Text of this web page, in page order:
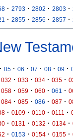
· 2793 · 2802 · 2803 ·
· 2855 · 2856 · 2857 ·
· 05 · 06 · 07 · 08 · 09 ·
032 · 033 · 034 · 035 ·
058 · 059 · 060 · 061 ·
084 · 085 · 086 · 087 ·
· 0109 · 0110 · 0111 ·
· 0131 · 0132 · 0134 ·
· 0153 · 0154 · 0155 ·